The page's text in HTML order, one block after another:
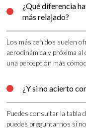

¿Qué diferencia
más relajado?
Los más ceñidos suelen
aerodinámica y próxima
una percepción más
 ¿Y si no acierto
Puedes consultar la tabla
puedes preguntarnos si